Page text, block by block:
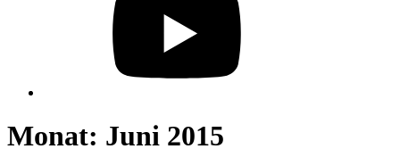
Monat: Juni 2015